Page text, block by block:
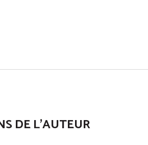
DE L'AUTEUR